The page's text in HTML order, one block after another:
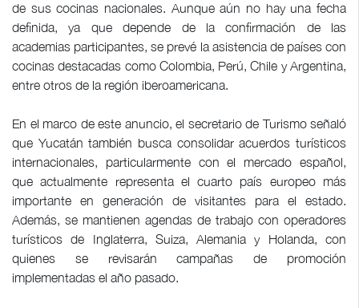
de sus cocinas nacionales. Aunque aún no hay una fecha
definida, ya que depende de la confirmación de las
academias participantes, se prevé la asistencia de países con
cocinas destacadas como Colombia, Perú, Chile y Argentina,
entre otros de la región iberoamericana.
En el marco de este anuncio, el secretario de Turismo señaló
que Yucatán también busca consolidar acuerdos turísticos
internacionales, particularmente con el mercado español,
que actualmente representa el cuarto país europeo más
importante en generación de visitantes para el estado.
Además, se mantienen agendas de trabajo con operadores
turísticos de Inglaterra, Suiza, Alemania y Holanda, con
quienes se revisarán campañas de promoción
implementadas el año pasado.